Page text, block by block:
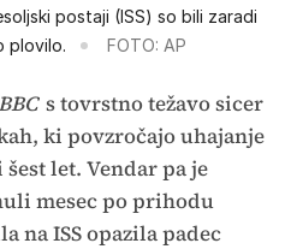
postaji (ISS) so bili zaradi
plovilo.
FOTO: AP
s tovrstno težavo sicer
ki povzročajo uhajanje
let. Vendar pa je
mesec po prihodu
na ISS opazila padec